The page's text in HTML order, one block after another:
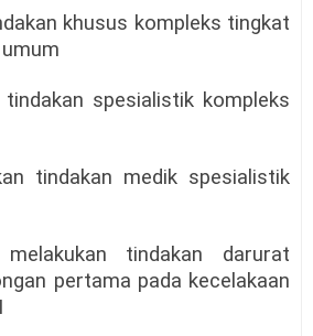
khusus kompleks tingkat
tindakan spesialistik kompleks
tindakan medik spesialistik
melakukan tindakan darurat
pertama pada kecelakaan